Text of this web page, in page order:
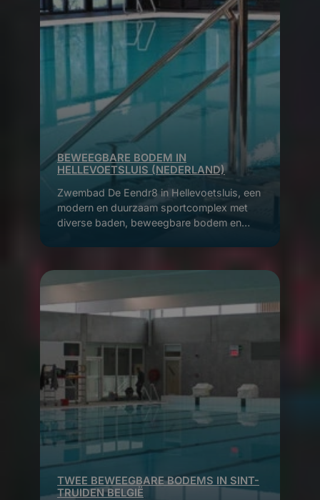
BEWEEGBARE BODEM IN
HELLEVOETSLUIS (NEDERLAND)
Zwembad De Eendr8 in Hellevoetsluis, een
modern en duurzaam sportcomplex met
diverse baden, beweegbare bodem en
TWEE BEWEEGBARE BODEMS IN SINT-
TRUIDEN BELGIË